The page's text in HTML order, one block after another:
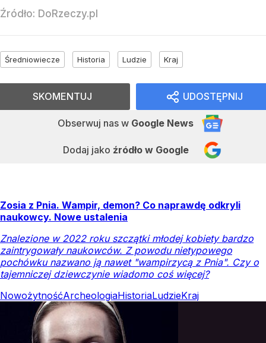
Źródło: DoRzeczy.pl
Średniowiecze Historia Ludzie Kraj
UDOSTĘPNIJ
Obserwuj nas w Google News
Dodaj jako źródło w Google
SKOMENTUJ
Zosia z Pnia. Wampir, demon? Co naprawdę odkryli
naukowcy. Nowe ustalenia
Znalezione w 2022 roku szczątki młodej kobiety bardzo
zaintrygowały naukowców. Z powodu nietypowego
pochówku nazwano ją nawet "wampirzycą z Pnia". Czy o
tajemniczej dziewczynie wiadomo coś więcej?
NowożytnośćArcheologiaHistoriaLudzieKraj